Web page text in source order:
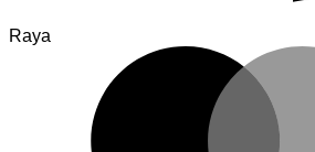
Raya